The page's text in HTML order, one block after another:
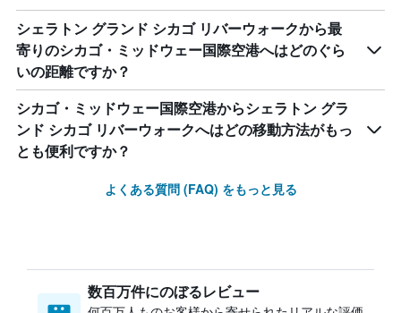
シェラトン グランド シカゴ リバーウォークから最
寄りのシカゴ・ミッドウェー国際空港へはどのぐら
いの距離ですか？
シカゴ・ミッドウェー国際空港からシェラトン グラ
ンド シカゴ リバーウォークへはどの移動方法がもっ
とも便利ですか？
よくある質問 (FAQ) をもっと見る
数百万件にのぼるレビュー